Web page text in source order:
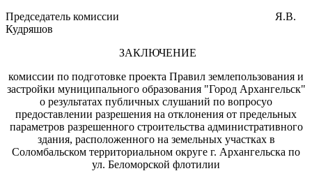
Председатель комиссии Я.В.
Кудряшов
ЗАКЛЮЧЕНИЕ
комиссии по подготовке проекта Правил землепользования и
застройки муниципального образования "Город Архангельск"
о результатах публичных слушаний по вопросуо
предоставлении разрешения на отклонения от предельных
параметров разрешенного строительства административного
здания, расположенного на земельных участках в
Соломбальском территориальном округе г. Архангельска по
ул. Беломорской флотилии